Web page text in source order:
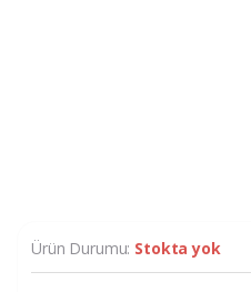
Ürün Durumu: Stokta yok